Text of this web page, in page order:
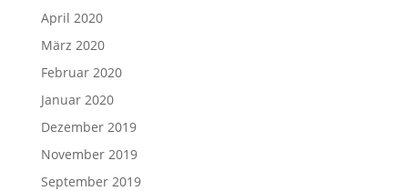
April 2020
März 2020
Februar 2020
Januar 2020
Dezember 2019
November 2019
September 2019